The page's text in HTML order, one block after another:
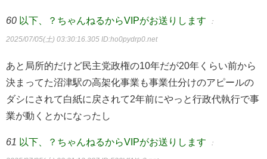
60 以下、？ちゃんねるからVIPがお送りします ：
2025/07/05(土) 03:30:16.305 ID:ho0pydrp0.net
あと局所的だけど民主党政権の10年だが20年くらい前から
決まってた沼津駅の高架化事業も事業仕分けのアピールの
ダシにされて白紙に戻されて2年前にやっと行政代執行で事
業が動くとかになったし
61 以下、？ちゃんねるからVIPがお送りします ：